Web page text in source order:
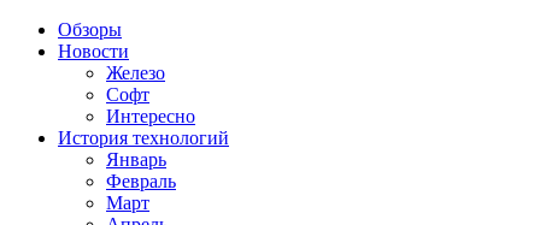
Обзоры
Новости
Железо
Софт
Интересно
История технологий
Январь
Февраль
Март